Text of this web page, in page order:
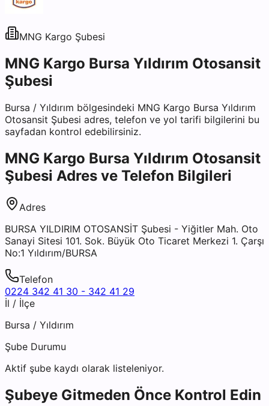
MNG Kargo Şubesi
MNG Kargo Bursa Yıldırım Otosansit
Şubesi
Bursa / Yıldırım bölgesindeki MNG Kargo Bursa Yıldırım
Otosansit Şubesi adres, telefon ve yol tarifi bilgilerini bu
sayfadan kontrol edebilirsiniz.
MNG Kargo Bursa Yıldırım Otosansit
Şubesi Adres ve Telefon Bilgileri
Adres
BURSA YILDIRIM OTOSANSİT Şubesi - Yiğitler Mah. Oto
Sanayi Sitesi 101. Sok. Büyük Oto Ticaret Merkezi 1. Çarşı
No:1 Yıldırım/BURSA
Telefon
0224 342 41 30 - 342 41 29
İl / İlçe
Bursa / Yıldırım
Şube Durumu
Aktif şube kaydı olarak listeleniyor.
Şubeye Gitmeden Önce Kontrol Edin